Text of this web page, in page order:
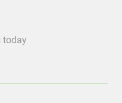
today